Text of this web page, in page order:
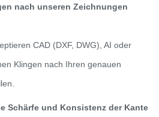
nach unseren Zeichnungen
CAD (DXF, DWG), AI oder
Klingen nach Ihren genauen
Schärfe und Konsistenz der Kante